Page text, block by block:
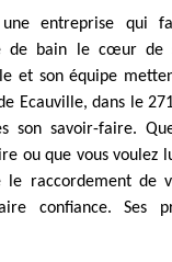
une entreprise qui
de bain le cœur de
et son équipe
Ecauville, dans le
son savoir-faire.
ou que vous voulez
raccordement de
confiance. Ses